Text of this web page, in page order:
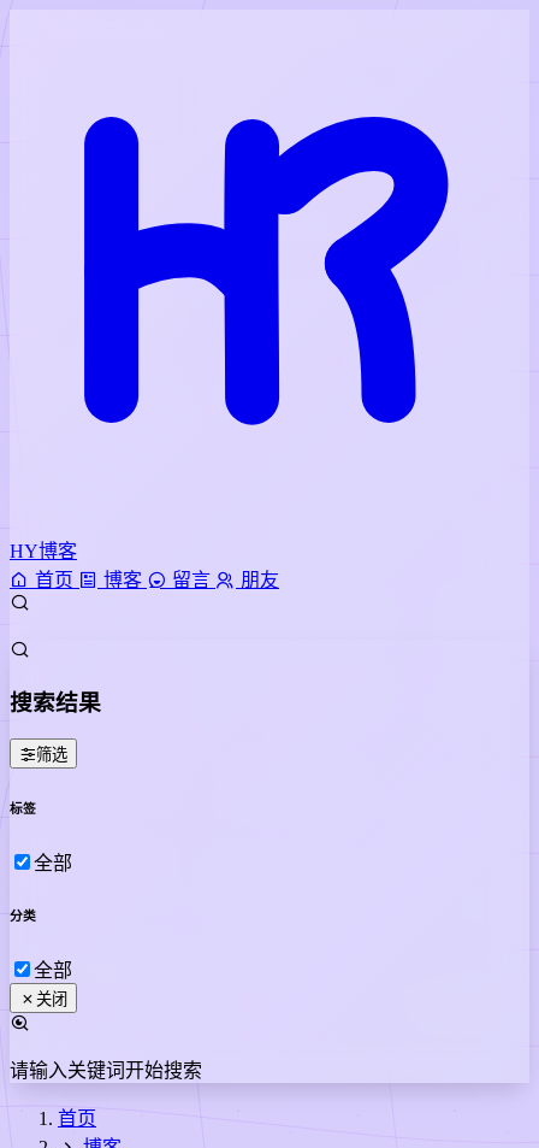
HY博客
首页
博客 留言 朋友
搜索结果
筛选
标签
全部
分类
全部
关闭
请输入关键词开始搜索
首页